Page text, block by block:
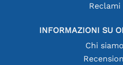
Reclami
INFORMAZIONI SU
Chi siamo